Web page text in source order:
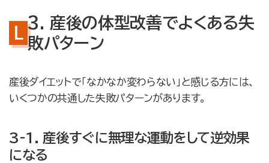
3. 産後の体型改善でよくある失
敗パターン
産後ダイエットで「なかなか変わらない」と感じる方には、
いくつかの共通した失敗パターンがあります。
3-1. 産後すぐに無理な運動をして逆効果
になる